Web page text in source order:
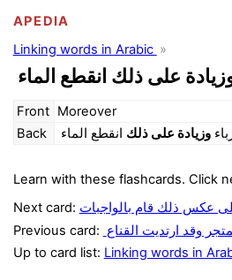
APEDIA
Linking words in Arabic
على ذلك انقطع الماء
Front Moreover
Back
وزيادة على ذلك انقطع الماء
Learn with these flashcards. Click
Next card: عكس ذلك قام بالواجبات
Previous card: وقد ارتديت القناع
Up to card list: Linking words in